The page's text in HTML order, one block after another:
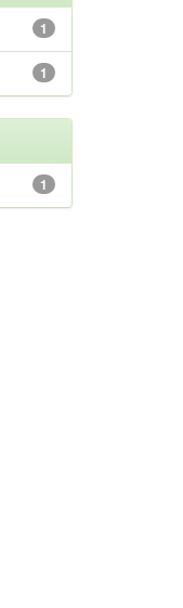
1
1
1